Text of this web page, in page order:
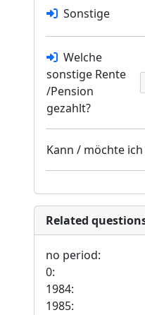
Sonstige
Welche
sonstige Rente
/Pension
gezahlt?
Kann / möchte
Related
no period:
0:
1984:
1985: